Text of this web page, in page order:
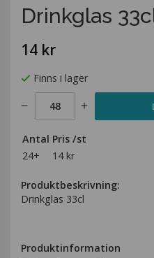
Drinkglas
14 kr
Finns i lager
Antal Pris /st
24+
14 kr
Produktbeskrivning:
Drinkglas 33cl
Produktinformation